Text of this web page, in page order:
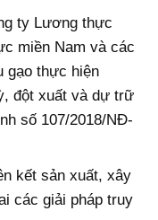
ty Lương thực
miền Nam và các
gạo thực hiện
đột xuất và dự trữ
số 107/2018/NĐ-
kết sản xuất, xây
các giải pháp truy